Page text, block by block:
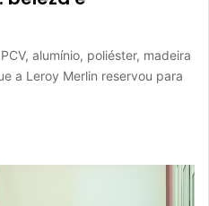
alumínio, poliéster, madeira
a Leroy Merlin reservou para